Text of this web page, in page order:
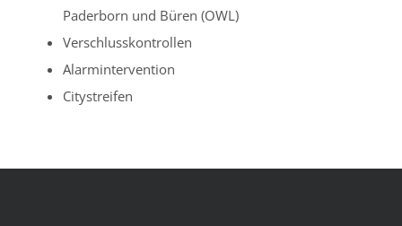
Paderborn und Büren (OWL)
Verschlusskontrollen
Alarmintervention
Citystreifen